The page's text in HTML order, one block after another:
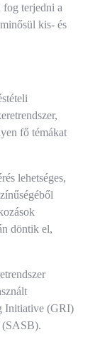
fog terjedni a
kis- és
fő témákat
lehetséges,
döntik el,
Initiative (GRI)
(SASB).